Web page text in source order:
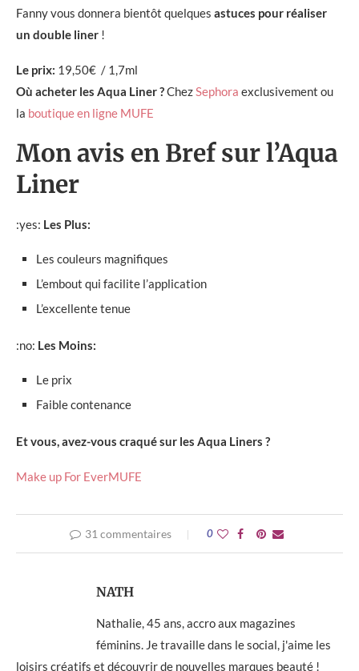
Fanny vous donnera bientôt quelques astuces pour réaliser
un double liner !
Le prix: 19,50€ / 1,7ml
Où acheter les Aqua Liner ?Chez Sephora exclusivement ou
la boutique en ligne MUFE
Mon avis en Bref sur l’Aqua
Liner
:yes: Les Plus:
Les couleurs magnifiques
L’embout qui facilite l’application
L’excellente tenue
:no: Les Moins:
Le prix
Faible contenance
Et vous, avez-vous craqué sur les Aqua Liners ?
Make up For EverMUFE
31 commentaires 0
NATH
Nathalie, 45 ans, accro aux magazines
féminins. Je travaille dans le social, j'aime les
loisirs créatifs et découvrir de nouvelles marques beauté !